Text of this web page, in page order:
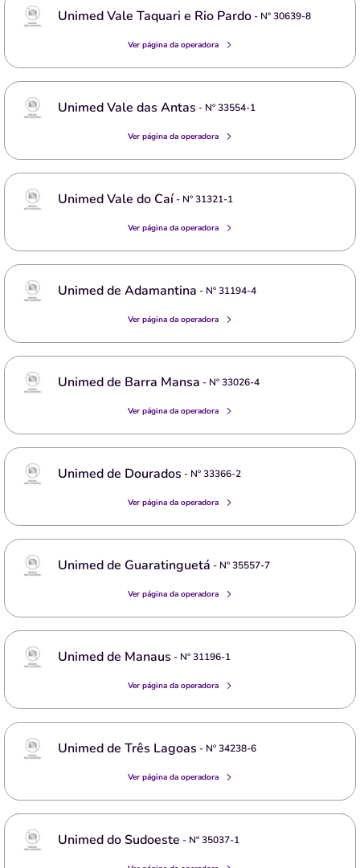
Unimed Vale Taquari e Rio Pardo- Nº30639-8
Ver página da operadora
Unimed Vale das Antas - Nº33554-1
Ver página da operadora
Unimed Vale do Caí- Nº31321-1
Ver página da operadora
Unimed de Adamantina - Nº31194-4
Ver página da operadora
Unimed de Barra Mansa - Nº33026-4
Ver página da operadora
Unimed de Dourados - Nº33366-2
Ver página da operadora
Unimed de Guaratinguetá - Nº35557-7
Ver página da operadora
Unimed de Manaus - Nº31196-1
Ver página da operadora
Unimed de Três Lagoas - Nº34238-6
Ver página da operadora
Unimed do Sudoeste - Nº35037-1